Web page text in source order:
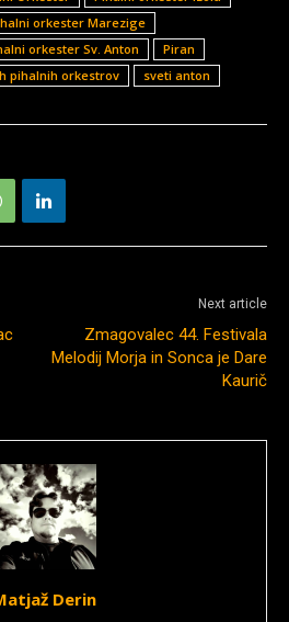
orkester Marezige
orkester Sv. Anton
Piran
pihalnih orkestrov sveti anton
Next article
Zmagovalec 44. Festivala
Melodij Morja in Sonca je Dare
Kaurič
Derin